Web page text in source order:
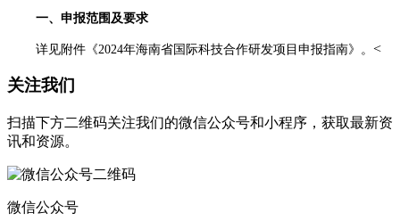
一、申报范围及要求
详见附件《2024年海南省国际科技合作研发项目申报指南》。 <
关注我们
扫描下方二维码关注我们的微信公众号和小程序，获取最新资
讯和资源。
微信公众号